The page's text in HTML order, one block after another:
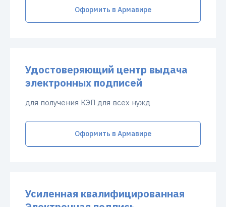
Оформить в Армавире
Удостоверяющий центр выдача
электронных подписей
для получения КЭП для всех нужд
Оформить в Армавире
Усиленная квалифицированная